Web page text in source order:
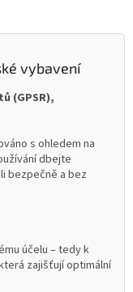
vybavení
(GPSR),
s ohledem na
dbejte
bezpečně a bez
účelu – tedy k
zajišťují optimální